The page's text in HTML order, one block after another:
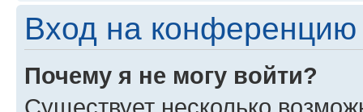
Вход на конференцию
Почему я не могу войти?
Существует несколько